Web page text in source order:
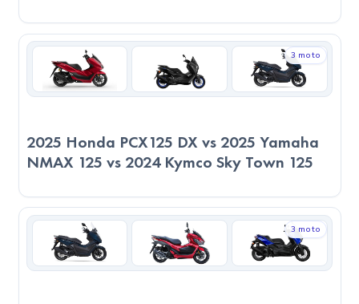
3 moto
2025 Honda PCX125 DX vs 2025 Yamaha
NMAX 125 vs 2024 Kymco Sky Town 125
3 moto